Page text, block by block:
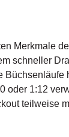
Merkmale
schneller
Büchsenläufe
oder 1:12
teilweise